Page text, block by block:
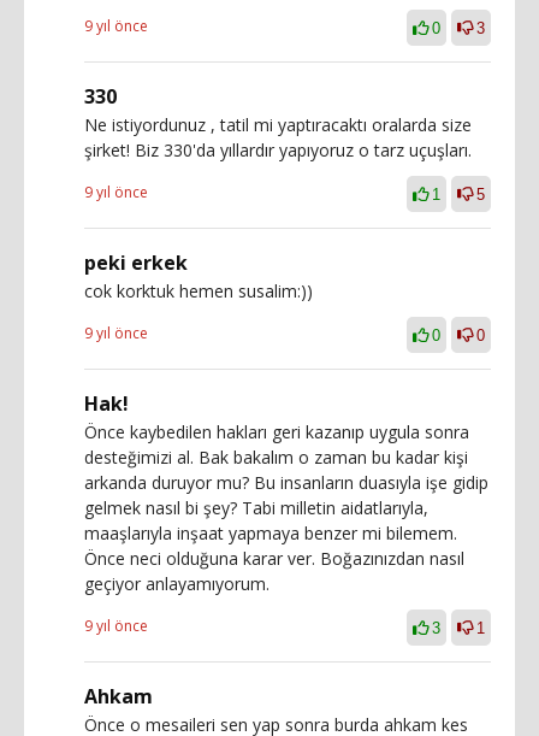
9 yıl önce 0 3
330
Ne istiyordunuz , tatil mi yaptıracaktı oralarda size
şirket! Biz 330'da yıllardır yapıyoruz o tarz uçuşları.
9 yıl önce 1 5
peki erkek
cok korktuk hemen susalim:))
9 yıl önce 0 0
Hak!
Önce kaybedilen hakları geri kazanıp uygula sonra
desteğimizi al. Bak bakalım o zaman bu kadar kişi
arkanda duruyor mu? Bu insanların duasıyla işe gidip
gelmek nasıl bi şey? Tabi milletin aidatlarıyla,
maaşlarıyla inşaat yapmaya benzer mi bilemem.
Önce neci olduğuna karar ver. Boğazınızdan nasıl
geçiyor anlayamıyorum.
9 yıl önce 3 1
Ahkam
Önce o mesaileri sen yap sonra burda ahkam kes